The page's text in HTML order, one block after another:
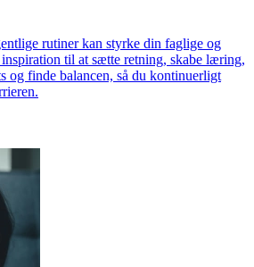
rutiner kan styrke din faglige og
til at sætte retning, skabe læring,
og finde balancen, så du kontinuerligt